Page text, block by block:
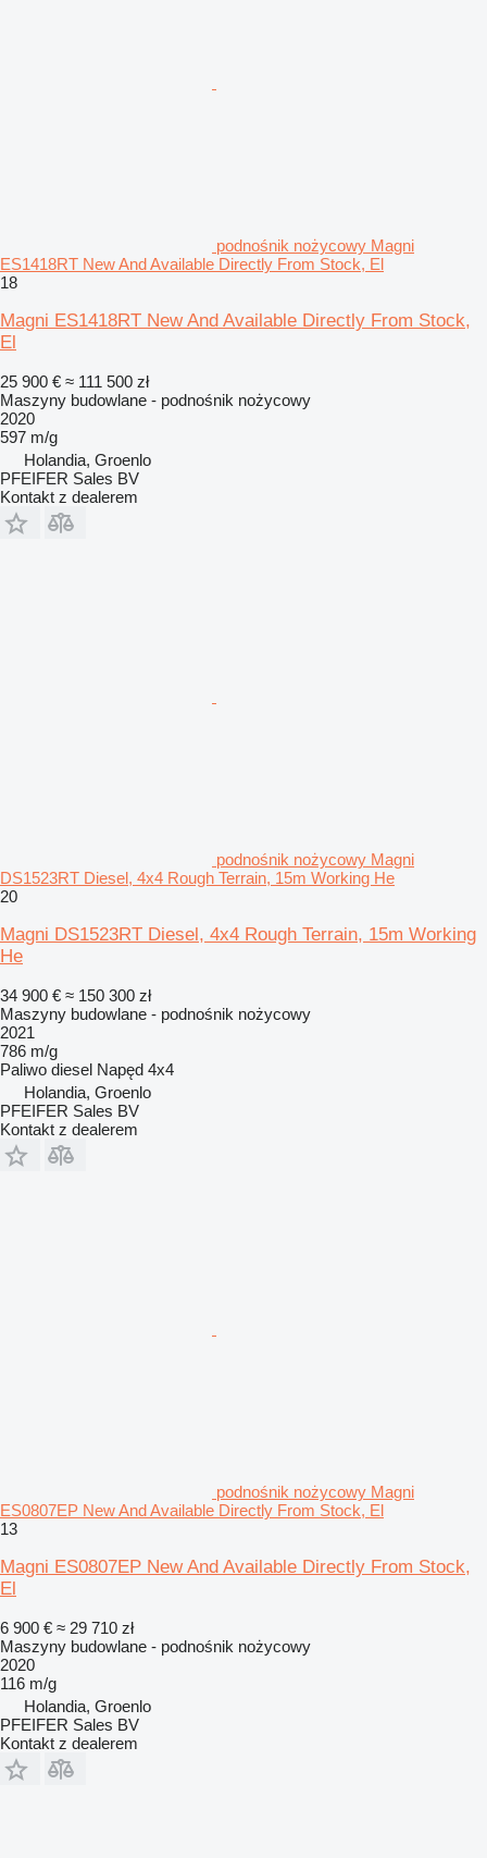
podnośnik nożycowy Magni
ES1418RT New And Available Directly From Stock, El
18
Magni ES1418RT New And Available Directly From Stock,
El
25 900 € ≈ 111 500 zł
Maszyny budowlane - podnośnik nożycowy
2020
597 m/g
Holandia, Groenlo
PFEIFER Sales BV
Kontakt z dealerem
podnośnik nożycowy Magni
DS1523RT Diesel, 4x4 Rough Terrain, 15m Working He
20
Magni DS1523RT Diesel, 4x4 Rough Terrain, 15m Working
He
34 900 € ≈ 150 300 zł
Maszyny budowlane - podnośnik nożycowy
2021
786 m/g
Paliwo diesel Napęd 4x4
Holandia, Groenlo
PFEIFER Sales BV
Kontakt z dealerem
podnośnik nożycowy Magni
ES0807EP New And Available Directly From Stock, El
13
Magni ES0807EP New And Available Directly From Stock,
El
6 900 € ≈ 29 710 zł
Maszyny budowlane - podnośnik nożycowy
2020
116 m/g
Holandia, Groenlo
PFEIFER Sales BV
Kontakt z dealerem